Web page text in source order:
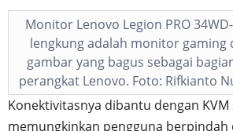
Monitor Lenovo Legion PRO
lengkung adalah monitor gaming
gambar yang bagus sebagai
perangkat Lenovo. Foto: Rifkianto
Konektivitasnya dibantu dengan
memungkinkan pengguna berpindah